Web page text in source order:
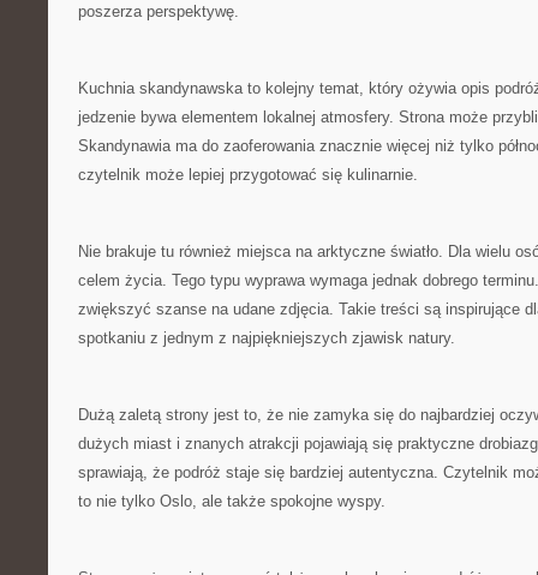
poszerza perspektywę.
Kuchnia skandynawska to kolejny temat, który ożywia opis
jedzenie bywa elementem lokalnej atmosfery. Strona może
Skandynawia ma do zaoferowania znacznie więcej niż tylko
czytelnik może lepiej przygotować się kulinarnie.
Nie brakuje tu również miejsca na arktyczne światło. Dla wielu
celem życia. Tego typu wyprawa wymaga jednak dobrego
zwiększyć szanse na udane zdjęcia. Takie treści są inspirujące
spotkaniu z jednym z najpiękniejszych zjawisk natury.
Dużą zaletą strony jest to, że nie zamyka się do najbardziej
dużych miast i znanych atrakcji pojawiają się praktyczne
sprawiają, że podróż staje się bardziej autentyczna. Czytelnik
to nie tylko Oslo, ale także spokojne wyspy.